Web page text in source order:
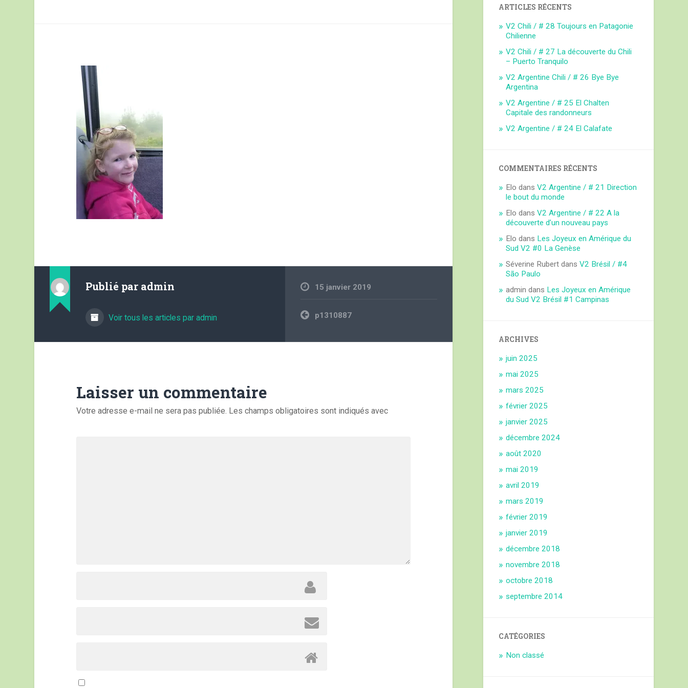
Publié par admin
Voir tous les articles par admin
15 janvier 2019
Navigation
de
p1310887
Laisser un commentaire
Votre adresse e-mail ne sera pas publiée. Les champs obligatoires sont indiqués avec
ARTICLES RÉCENTS
V2 Chili / # 28 Toujours en Patagonie
Chilienne
V2 Chili / # 27 La découverte du Chili
– Puerto Tranquilo
V2 Argentine Chili / # 26 Bye Bye
Argentina
V2 Argentine / # 25 El Chalten
Capitale des randonneurs
V2 Argentine / # 24 El Calafate
COMMENTAIRES RÉCENTS
Elo dansV2 Argentine / # 21 Direction
le bout du monde
Elo dansV2 Argentine / # 22 A la
découverte d’un nouveau pays
Elo dans Les Joyeux en Amérique du
Sud V2 #0 La Genèse
Séverine Rubert dansV2 Brésil / #4
São Paulo
admin dans Les Joyeux en Amérique
du Sud V2 Brésil #1 Campinas
ARCHIVES
juin 2025
mai 2025
mars 2025
février 2025
janvier 2025
décembre 2024
août 2020
mai 2019
avril 2019
mars 2019
février 2019
janvier 2019
décembre 2018
novembre 2018
octobre 2018
septembre 2014
CATÉGORIES
Non classé